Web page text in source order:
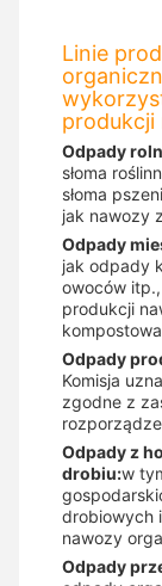
Linie
Odpady
słoma
słoma
jak nawozy
Odpady
jak odpady
owoców
produkcji
Odpady
Komisja
zgodne z
Odpady z
drobiu:w
drobiowych
nawozy
Odpady